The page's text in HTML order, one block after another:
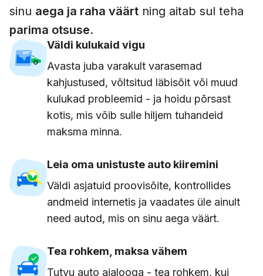
sinu aega ja raha väärt ning aitab sul teha
parima otsuse.
Väldi kulukaid vigu
Avasta juba varakult varasemad
kahjustused, võltsitud läbisõit või muud
kulukad probleemid - ja hoidu põrsast
kotis, mis võib sulle hiljem tuhandeid
maksma minna.
Leia oma unistuste auto kiiremini
Väldi asjatuid proovisõite, kontrollides
andmeid internetis ja vaadates üle ainult
need autod, mis on sinu aega väärt.
Tea rohkem, maksa vähem
Tutvu auto ajalooga - tea rohkem, kui